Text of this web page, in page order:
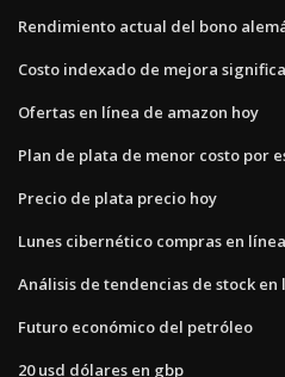
Rendimiento actual del bono
Costo indexado de mejora
Ofertas en línea de amazon hoy
Plan de plata de menor costo por
Precio de plata precio hoy
Lunes cibernético compras en
Análisis de tendencias de stock en
Futuro económico del petróleo
20 usd dólares en gbp